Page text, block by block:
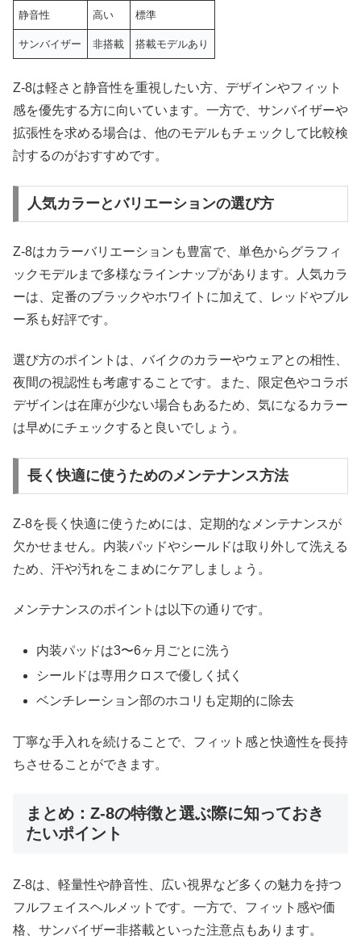
静音性 高い 標準
サンバイザー 非搭載 搭載モデルあり
Z-8は軽さと静音性を重視したい方、デザインやフィット
感を優先する方に向いています。一方で、サンバイザーや
拡張性を求める場合は、他のモデルもチェックして比較検
討するのがおすすめです。
人気カラーとバリエーションの選び方
Z-8はカラーバリエーションも豊富で、単色からグラフィ
ックモデルまで多様なラインナップがあります。人気カラ
ーは、定番のブラックやホワイトに加えて、レッドやブル
ー系も好評です。
選び方のポイントは、バイクのカラーやウェアとの相性、
夜間の視認性も考慮することです。また、限定色やコラボ
デザインは在庫が少ない場合もあるため、気になるカラー
は早めにチェックすると良いでしょう。
長く快適に使うためのメンテナンス方法
Z-8を長く快適に使うためには、定期的なメンテナンスが
欠かせません。内装パッドやシールドは取り外して洗える
ため、汗や汚れをこまめにケアしましょう。
メンテナンスのポイントは以下の通りです。
内装パッドは3〜6ヶ月ごとに洗う
シールドは専用クロスで優しく拭く
ベンチレーション部のホコリも定期的に除去
丁寧な手入れを続けることで、フィット感と快適性を長持
ちさせることができます。
まとめ：Z-8の特徴と選ぶ際に知っておき
たいポイント
Z-8は、軽量性や静音性、広い視界など多くの魅力を持つ
フルフェイスヘルメットです。一方で、フィット感や価
格、サンバイザー非搭載といった注意点もあります。